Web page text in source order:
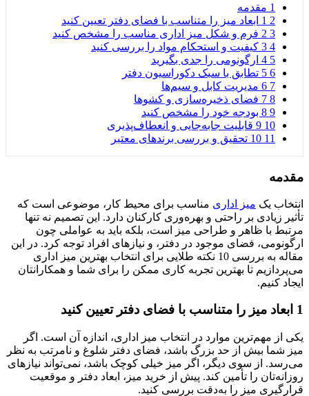
1 مقدمه
2
3
4
5
6
7
8
9
10
11
مقدمه
انتخاب یک میز اداری مناسب برای محیط کار، موضوعی است که
تأثیر زیادی بر راحتی و بهره‌وری کارکنان دارد. این تصمیم نه تنها
مرتبط با ظاهر و طراحی میز است، بلکه باید به عواملی چون
ارگونومی، فضای موجود در دفتر، و نیازهای افراد توجه کرد. در این
مقاله به بررسی 10 نکته طلایی برای انتخاب بهترین میز اداری
می‌پردازیم تا بهترین تجربه کاری ممکن را برای شما و همکارانتان
ایجاد کنیم.
1 ابعاد میز را متناسب با فضای دفتر تعیین کنید
یکی از مهم‌ترین موارد در انتخاب میز اداری، اندازه آن است. اگر
میز شما بیش از حد بزرگ باشد، فضای دفتر شلوغ و نامرتب به نظر
می‌رسد. از سوی دیگر، اگر میز خیلی کوچک باشد، نمی‌تواند نیازهای
روزانه‌تان را تأمین کند. پیش از خرید میز، ابعاد دفتر و موقعیت
قرارگیری میز را به‌دقت بررسی کنید.